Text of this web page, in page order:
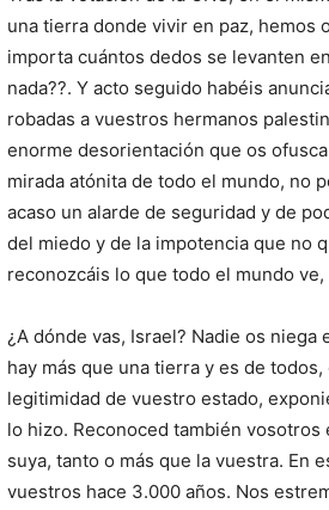
una tierra donde vivir en paz, hemos
importa cuántos dedos se levanten
nada??. Y acto seguido habéis
robadas a vuestros hermanos
enorme desorientación que os
mirada atónita de todo el mundo, no
acaso un alarde de seguridad y de
del miedo y de la impotencia que no
reconozcáis lo que todo el mundo
¿A dónde vas, Israel? Nadie os
hay más que una tierra y es de
legitimidad de vuestro estado,
lo hizo. Reconoced también
suya, tanto o más que la vuestra. En
vuestros hace 3.000 años. Nos